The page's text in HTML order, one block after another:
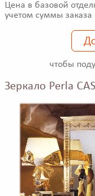
Цена в базовой
учетом суммы заказа
чтобы
Зеркало Perla